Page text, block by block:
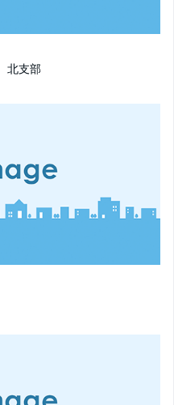
北支部